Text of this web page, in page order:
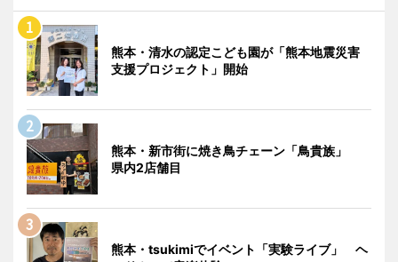
熊本・清水の認定こども園が「熊本地震災害
支援プロジェクト」開始
熊本・新市街に焼き鳥チェーン「鳥貴族」
県内2店舗目
熊本・tsukimiでイベント「実験ライブ」 ヘ